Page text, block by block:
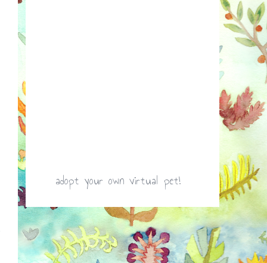
adopt your own virtual pet!